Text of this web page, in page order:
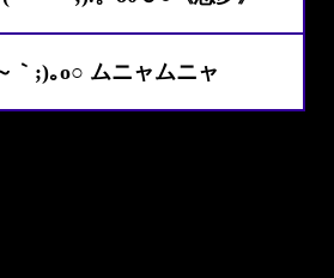
｀;)｡o○ ムニャムニャ